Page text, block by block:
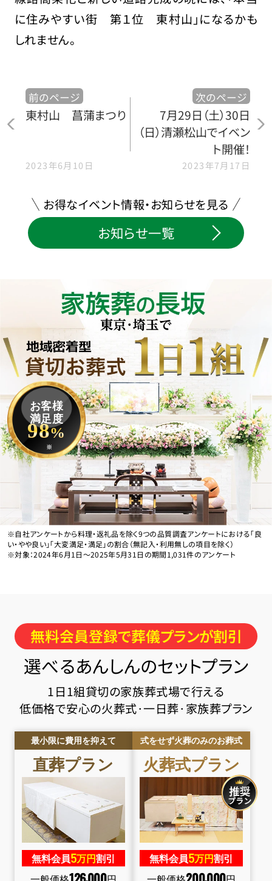
に住みやすい街 第１位 東村山」になるかも
しれません。
前のページ
東村山 菖蒲まつり
2023年6月10日
次のページ
7月29日（土）30日
（日）清瀬松山でイベン
ト開催！
2023年7月17日
お得なイベント情報・お知らせを見る
お知らせ一覧
お客様
満足度
98%
※
※自社アンケートから料理・返礼品を除く9つの品質調査アンケートにおける「良
い・やや良い」「大変満足・満足」の割合（無記入・利用無しの項目を除く）
※対象：2024年6月1日〜2025年5月31日の期間1,031件のアンケート
無料会員登録で葬儀プランが割引
選べるあんしんのセットプラン
1日1組貸切の家族葬式場で行える
低価格で安心の火葬式･一日葬･家族葬プラン
最小限に費用を抑えて
直葬プラン
無料会員5万円割引
式をせず火葬のみのお葬式
火葬式プラン
無料会員5万円割引